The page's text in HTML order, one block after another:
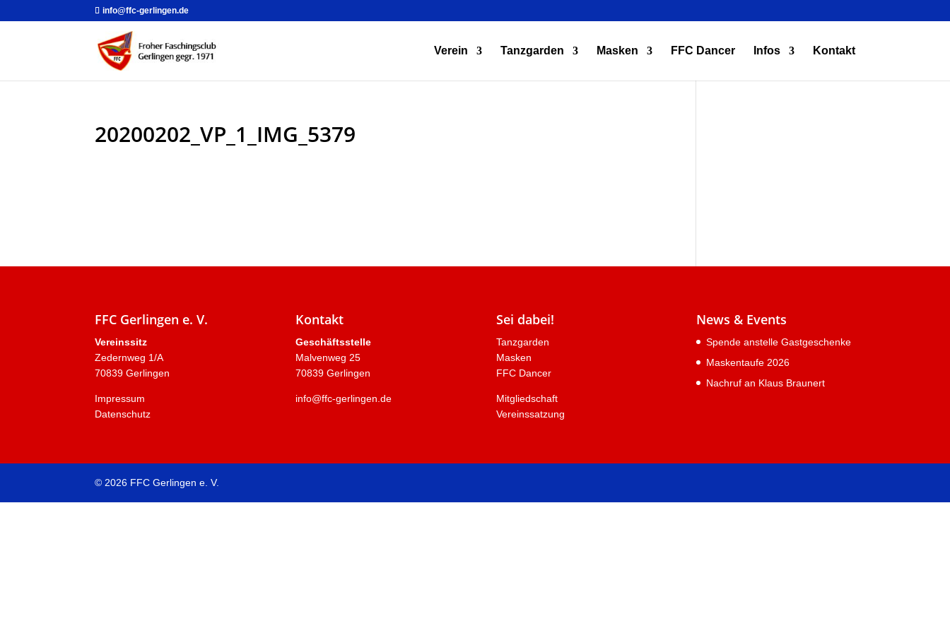
info@ffc-gerlingen.de
Verein Tanzgarden Masken FFC Dancer Infos Kontakt
20200202_VP_1_IMG_5379
FFC Gerlingen e. V.
Vereinssitz
Zedernweg 1/A
70839 Gerlingen
Impressum
Datenschutz
Kontakt
Geschäftsstelle
Malvenweg 25
70839 Gerlingen
info@ffc-gerlingen.de
Sei dabei!
Tanzgarden
Masken
FFC Dancer
Mitgliedschaft
Vereinssatzung
News & Events
Spende anstelle Gastgeschenke
Maskentaufe 2026
Nachruf an Klaus Braunert
© 2026 FFC Gerlingen e. V.